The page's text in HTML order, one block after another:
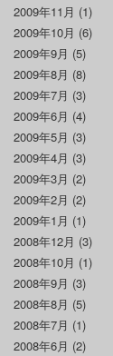
2009年11月 (1)
2009年10月 (6)
2009年9月 (5)
2009年8月 (8)
2009年7月 (3)
2009年6月 (4)
2009年5月 (3)
2009年4月 (3)
2009年3月 (2)
2009年2月 (2)
2009年1月 (1)
2008年12月 (3)
2008年10月 (1)
2008年9月 (3)
2008年8月 (5)
2008年7月 (1)
2008年6月 (2)